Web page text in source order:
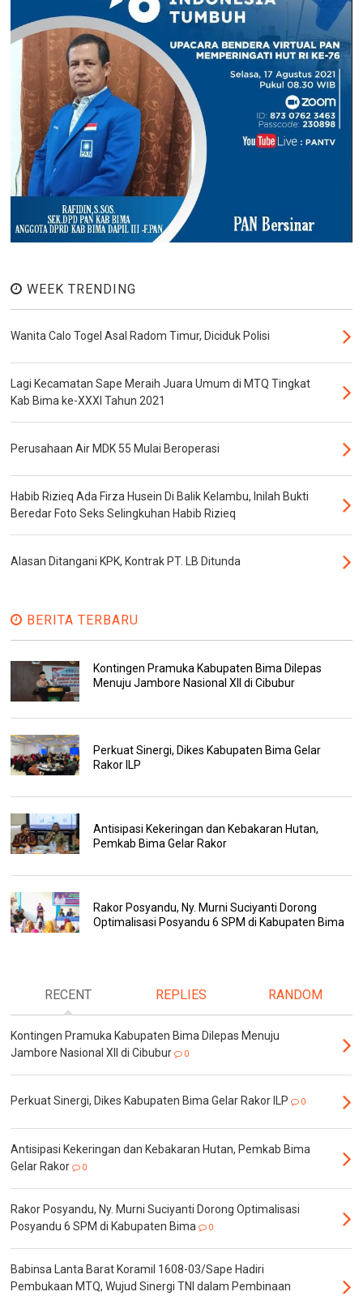
WEEK TRENDING
Wanita Calo Togel Asal Radom Timur, Diciduk Polisi
Lagi Kecamatan Sape Meraih Juara Umum di MTQ Tingkat
Kab Bima ke-XXXI Tahun 2021
Perusahaan Air MDK 55 Mulai Beroperasi
Habib Rizieq Ada Firza Husein Di Balik Kelambu, Inilah Bukti
Beredar Foto Seks Selingkuhan Habib Rizieq
Alasan Ditangani KPK, Kontrak PT. LB Ditunda
BERITA TERBARU
Kontingen Pramuka Kabupaten Bima Dilepas
Menuju Jambore Nasional XII di Cibubur
Perkuat Sinergi, Dikes Kabupaten Bima Gelar
Rakor ILP
Antisipasi Kekeringan dan Kebakaran Hutan,
Pemkab Bima Gelar Rakor
Rakor Posyandu, Ny. Murni Suciyanti Dorong
Optimalisasi Posyandu 6 SPM di Kabupaten Bima
RECENT REPLIES RANDOM
Kontingen Pramuka Kabupaten Bima Dilepas Menuju
Jambore Nasional XII di Cibubur
0
Perkuat Sinergi, Dikes Kabupaten Bima Gelar Rakor ILP 0
Antisipasi Kekeringan dan Kebakaran Hutan, Pemkab Bima
Gelar Rakor
0
Rakor Posyandu, Ny. Murni Suciyanti Dorong Optimalisasi
Posyandu 6 SPM di Kabupaten Bima
0
Babinsa Lanta Barat Koramil 1608-03/Sape Hadiri
Pembukaan MTQ, Wujud Sinergi TNI dalam Pembinaan